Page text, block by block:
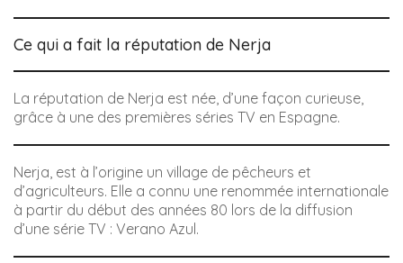
Ce qui a fait la réputation de Nerja
La réputation de Nerja est née, d’une façon curieuse,
grâce à une des premières séries TV en Espagne.
Nerja, est à l’origine un village de pêcheurs et
d’agriculteurs. Elle a connu une renommée internationale
à partir du début des années 80 lors de la diffusion
d’une série TV : Verano Azul.